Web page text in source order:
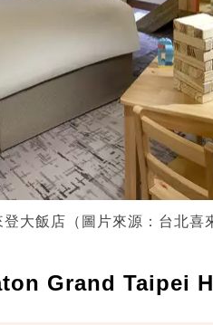
大飯店（圖片來源：台北喜
Grand Taipei